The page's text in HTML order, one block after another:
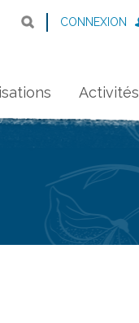
CONNEXION
Activités